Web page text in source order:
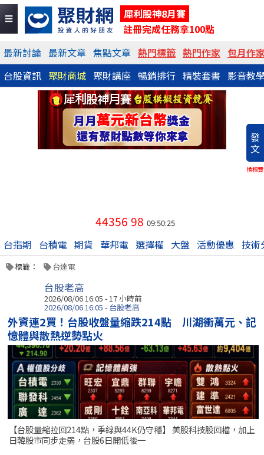
犀利股神8月賽
註冊完成任務拿100點
最新討論 最新文章 焦點文章 熱門標籤 熱門作家 包月作
台股資訊 聚財商城 聚財講座 暢銷排行 精裝套書 影音教
發
文
換稿費
44356 98 09:50:25
台指期 台積電 期貨 華邦電 選擇權 大盤 活動優惠 技術
標籤： 台達電
台股老高
2026/08/06 16:05 -17 小時前
2026/08/06 16:05 - 台股老高
外資連2買！台股收盤量縮跌214點 川湖衝萬元、記
憶體與散熱逆勢點火
【台股量縮拉回214點，季線與44K仍守穩】 美股科技股回檔，加上
日韓股市同步走弱，台股6日開低後一